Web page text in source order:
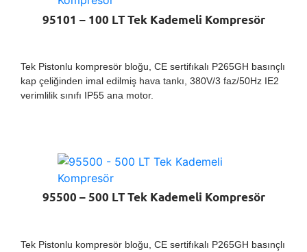
95101 – 100 LT Tek Kademeli Kompresör
Tek Pistonlu kompresör bloğu, CE sertifıkalı P265GH basınçlı
kap çeliğinden imal edilmiş hava tankı, 380V/3 faz/50Hz IE2
verimlilik sınıfı IP55 ana motor.
95500 – 500 LT Tek Kademeli Kompresör
Tek Pistonlu kompresör bloğu, CE sertifıkalı P265GH basınçlı